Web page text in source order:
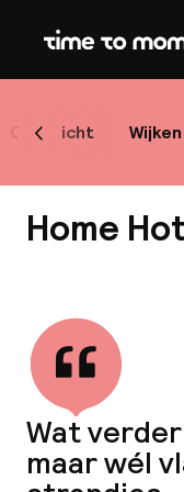
Home
Overzicht Wijken
Scroll naar links
Home
Wat
maar wél